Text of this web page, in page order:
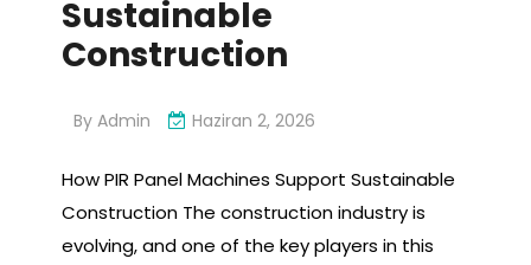
Sustainable
Construction
By Admin Haziran 2, 2026
How PIR Panel Machines Support Sustainable
Construction The construction industry is
evolving, and one of the key players in this